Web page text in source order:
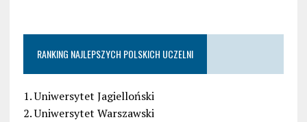
RANKING NAJLEPSZYCH POLSKICH UCZELNI
1. Uniwersytet Jagielloński
2. Uniwersytet Warszawski